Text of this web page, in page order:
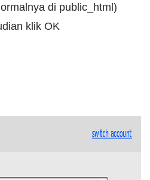
di public_html)
klik OK